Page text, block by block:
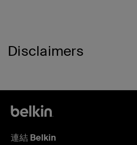
Disclaimers
連結 Belkin